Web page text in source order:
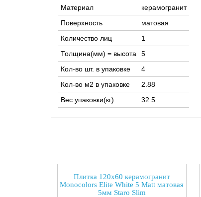
Материал
керамогранит
Поверхность
матовая
Количество лиц
1
Толщина(мм) = высота
5
Кол-во шт. в упаковке
4
Кол-во м2 в упаковке
2.88
Вес упаковки(кг)
32.5
Плитка 120x60 керамогранит
Monocolors Elite White 5 Matt матовая
5мм Staro Slim